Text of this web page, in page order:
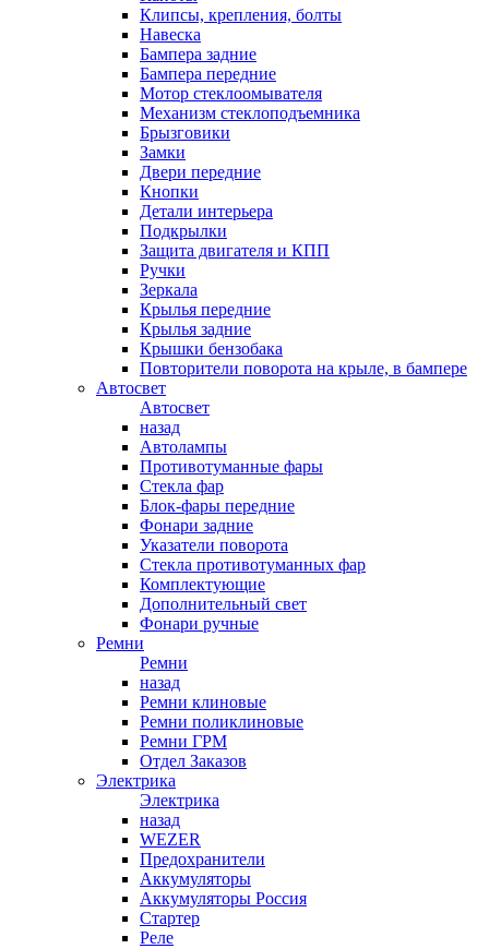
Клипсы, крепления, болты
Навеска
Бампера задние
Бампера передние
Мотор стеклоомывателя
Механизм стеклоподъемника
Брызговики
Замки
Двери передние
Кнопки
Детали интерьера
Подкрылки
Защита двигателя и КПП
Ручки
Зеркала
Крылья передние
Крылья задние
Крышки бензобака
Повторители поворота на крыле, в бампере
Автосвет
Автосвет
назад
Автолампы
Противотуманные фары
Стекла фар
Блок-фары передние
Фонари задние
Указатели поворота
Стекла противотуманных фар
Комплектующие
Дополнительный свет
Фонари ручные
Ремни
Ремни
назад
Ремни клиновые
Ремни поликлиновые
Ремни ГРМ
Отдел Заказов
Электрика
Электрика
назад
WEZER
Предохранители
Аккумуляторы
Аккумуляторы Россия
Стартер
Реле